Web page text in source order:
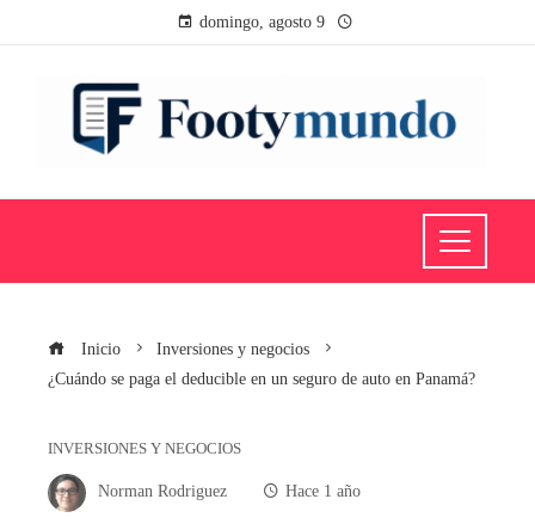
domingo, agosto 9
Inicio
Inversiones y negocios
¿Cuándo se paga el deducible en un seguro de auto en Panamá?
INVERSIONES Y NEGOCIOS
Norman Rodriguez Hace 1 año